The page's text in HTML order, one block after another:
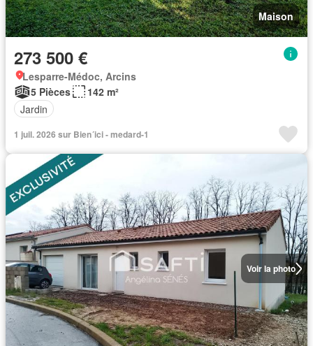
Maison
273 500 €
Lesparre-Médoc, Arcins
5 Pièces
142 m²
Jardin
1 juil. 2026 sur Bien´ici - medard-1
Voir la photo